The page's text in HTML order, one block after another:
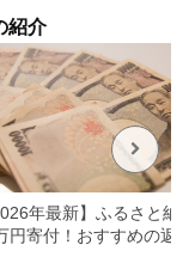
紹介
年最新】ふるさと納
円寄付！おすすめの返